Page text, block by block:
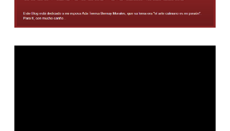
Reproductor